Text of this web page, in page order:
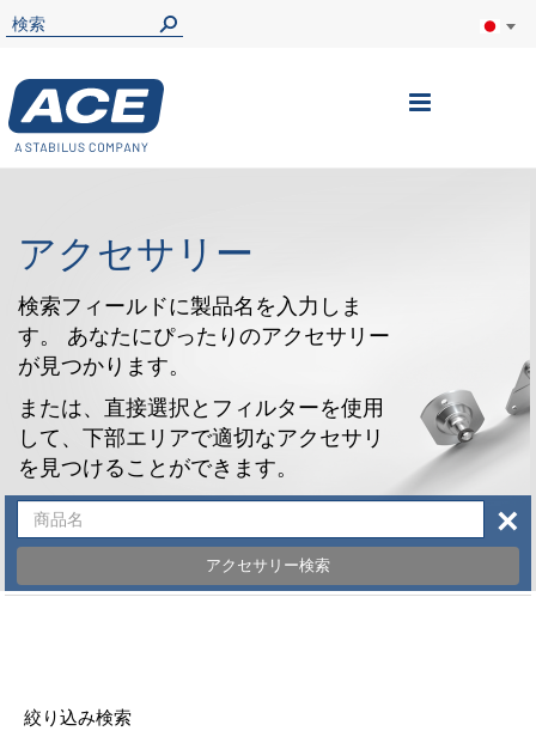
ナ
アクセサリー
検索フィールドに製品名を入力しま
す。 あなたにぴったりのアクセサリー
が見つかります。
または、直接選択とフィルターを使用
して、下部エリアで適切なアクセサリ
を見つけることができます。
アクセサリー検索
×
絞り込み検索